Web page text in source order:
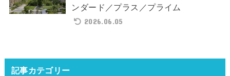
ンダード／プラス／プライム
2026.06.05
記事カテゴリー